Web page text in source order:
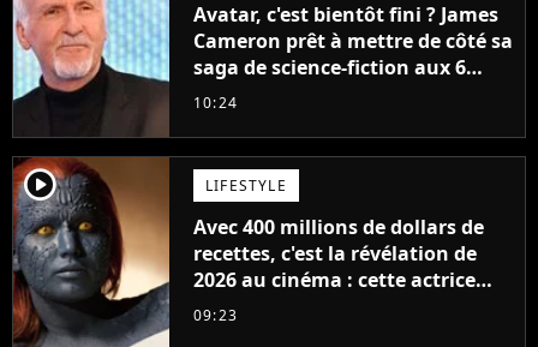
Avatar, c'est bientôt fini ? James
Cameron prêt à mettre de côté sa
saga de science-fiction aux 6
milliards de recettes
10:24
player2 LIFESTYLE
Avec 400 millions de dollars de
recettes, c'est la révélation de
2026 au cinéma : cette actrice
adorée prête à remplacer
09:23